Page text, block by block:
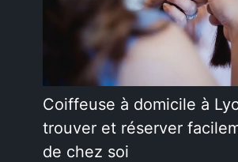
Coiffeuse à domicile à
trouver et réserver
de chez soi